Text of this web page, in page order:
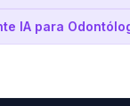
IA para